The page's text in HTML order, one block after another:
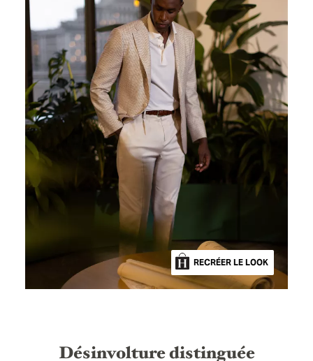
RECRÉER LE LOOK
Désinvolture distinguée